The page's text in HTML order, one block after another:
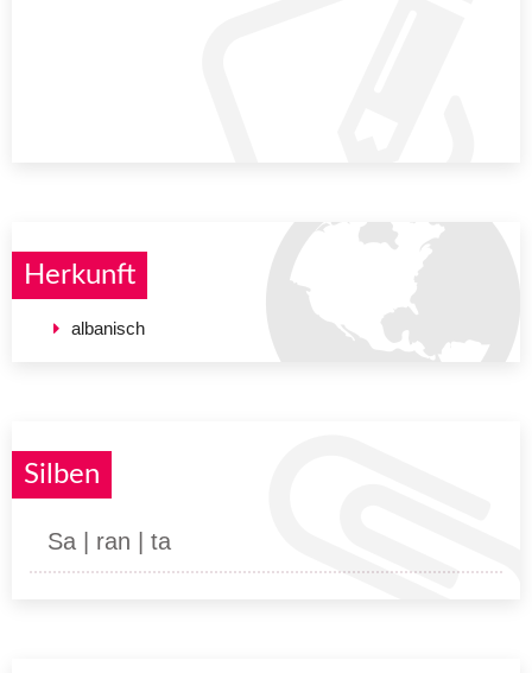
Herkunft
albanisch
Silben
Sa | ran | ta